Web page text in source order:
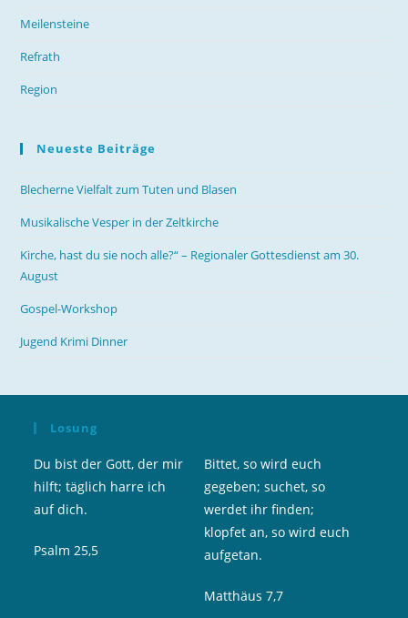
Meilensteine
Refrath
Region
Neueste Beiträge
Blecherne Vielfalt zum Tuten und Blasen
Musikalische Vesper in der Zeltkirche
Kirche, hast du sie noch alle?“ – Regionaler Gottesdienst am 30.
August
Gospel-Workshop
Jugend Krimi Dinner
Losung
Du bist der Gott, der mir
hilft; täglich harre ich
auf dich.
Psalm 25,5
Bittet, so wird euch
gegeben; suchet, so
werdet ihr finden;
klopfet an, so wird euch
aufgetan.
Matthäus 7,7